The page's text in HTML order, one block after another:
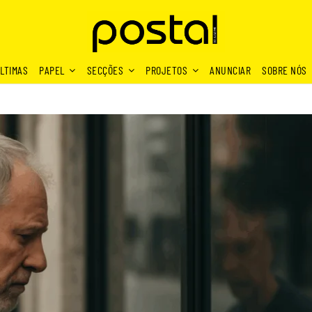
PAPEL SECÇÕES PROJETOS ANUNCIAR SOBRE NÓS